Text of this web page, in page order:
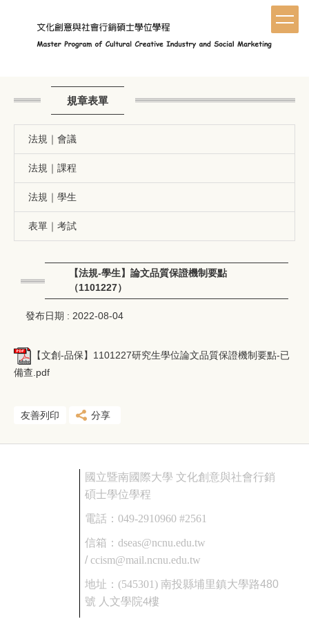
區
規章表單
法規｜會議
法規｜課程
法規｜學生
表單｜考試
【法規-學生】論文品質保證機制要點
（1101227）
發布日期 : 2022-08-04
【文創-品保】1101227研究生學位論文品質保證機制要點-已
備查.pdf
友善列印 分享
國立暨南國際大學 文化創意與社會行銷
碩士學位學程
電話： 049-2910960 #2561
信箱： dseas@ncnu.edu.tw
/ ccism@mail.ncnu.edu.tw
地址： (545301) 南投縣埔里鎮大學路480
號 人文學院4樓